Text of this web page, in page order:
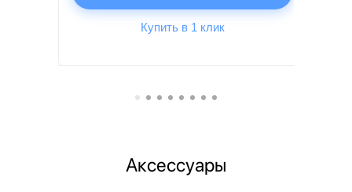
Купить в 1 клик
Аксессуары